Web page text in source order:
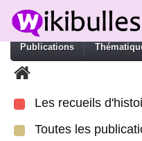
Publications
Les recueils
Toutes les